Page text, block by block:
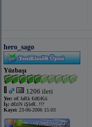
hero_sago
Yüzbaşı
1206 ileti
Yer: n€ faRk €d€rKii
İş: d€riN iŞleR..!!?
Kayıt: 23-06-2006 15:03